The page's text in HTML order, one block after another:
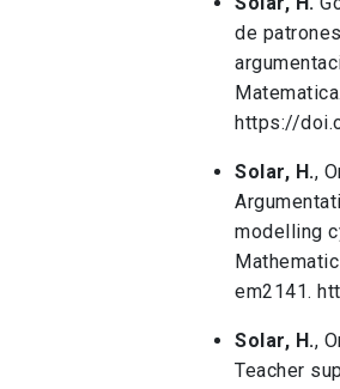
de
https://
Solar, H.,
modelling
em2141.
Solar, H.,
Teacher